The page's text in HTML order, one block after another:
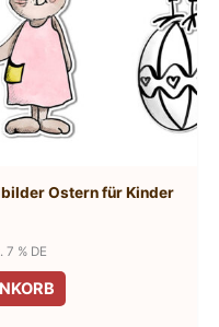
Ostern für Kinder
7 % DE